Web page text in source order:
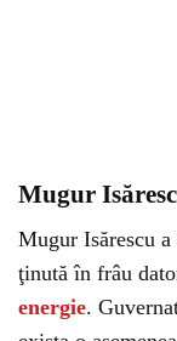
Mugur
Mugur Isărescu
ţinută în frâu
energie.